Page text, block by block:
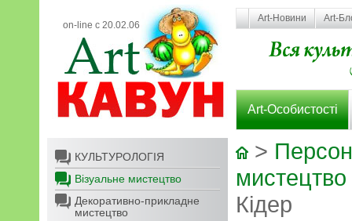
on-line с 20.02.06
Art-Новини Art-
Art-Особистості
КУЛЬТУРОЛОГІЯ
Візуальне мистецтво
Декоративно-прикладне
мистецтво
>
мистецтво
Кідер